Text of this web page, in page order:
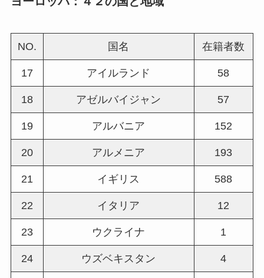
NO. 国名 在籍者数
17 アイルランド 58
18 アゼルバイジャン 57
19 アルバニア 152
20 アルメニア 193
21 イギリス 588
22 イタリア 12
23 ウクライナ 1
24 ウズベキスタン 4